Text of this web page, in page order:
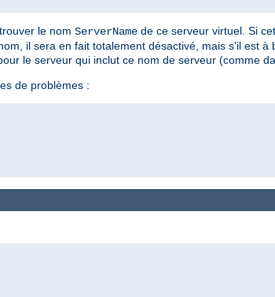
le nom ServerName de ce serveur virtuel. Si
il sera en fait totalement désactivé, mais s'il est à
le serveur qui inclut ce nom de serveur (comme
de problèmes :